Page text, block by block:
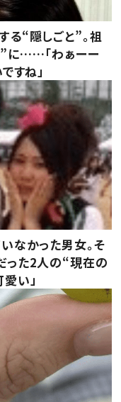
“隠しごと”。祖
に……「わぁーー
すね」
なかった男女。そ
た2人の“現在の
い」